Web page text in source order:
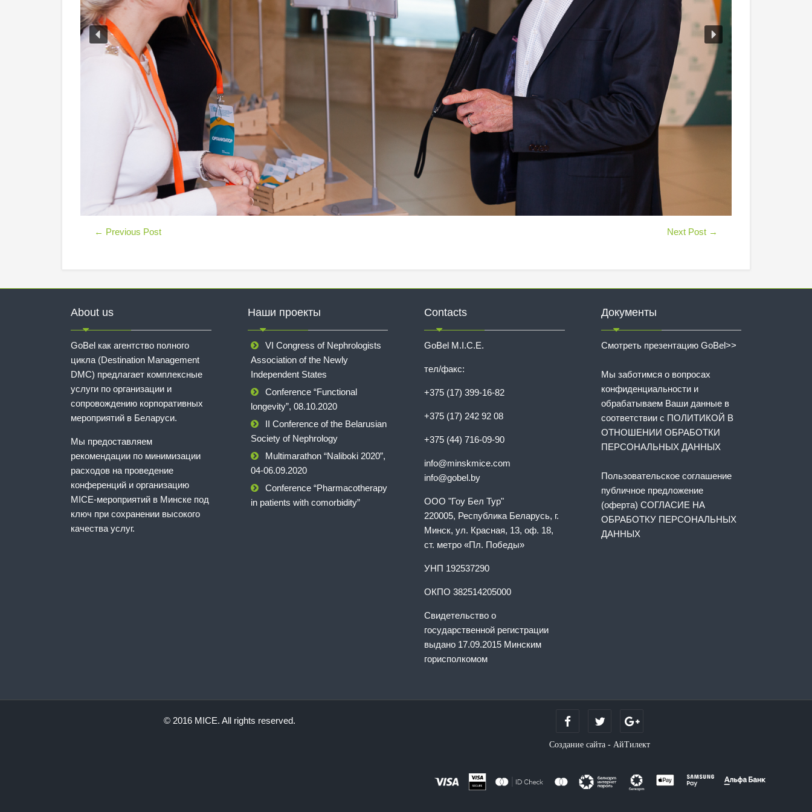
← Previous Post Next Post →
About us
GoBel как агентство полного
цикла (Destination Management
DMC) предлагает комплексные
услуги по организации и
сопровождению корпоративных
мероприятий в Беларуси.
Мы предоставляем
рекомендации по минимизации
расходов на проведение
конференций и организацию
MICE-мероприятий в Минске под
ключ при сохранении высокого
качества услуг.
Наши проекты
VI Congress of Nephrologists
Association of the Newly
Independent States
Conference “Functional
longevity”, 08.10.2020
II Conference of the Belarusian
Society of Nephrology
Multimarathon “Naliboki 2020”,
04-06.09.2020
Conference “Pharmacotherapy
in patients with comorbidity”
Contacts
GoBel M.I.C.E.
тел/факс:
+375 (17) 399-16-82
+375 (17) 242 92 08
+375 (44) 716-09-90
info@minskmice.com
info@gobel.by
ООО "Гоу Бел Тур"
220005, Республика Беларусь, г.
Минск, ул. Красная, 13, оф. 18,
ст. метро «Пл. Победы»
УНП 192537290
ОКПО 382514205000
Свидетельство о
государственной регистрации
выдано 17.09.2015 Минским
горисполкомом
Документы
Смотреть презентацию GoBel>>
Мы заботимся о вопросах
конфиденциальности и
обрабатываем Ваши данные в
соответствии с ПОЛИТИКОЙ В
ОТНОШЕНИИ ОБРАБОТКИ
ПЕРСОНАЛЬНЫХ ДАННЫХ
Пользовательское соглашение
публичное предложение
(оферта) СОГЛАСИЕ НА
ОБРАБОТКУ ПЕРСОНАЛЬНЫХ
ДАННЫХ
© 2016 MICE. All rights reserved.
Создание сайта - АйТилект